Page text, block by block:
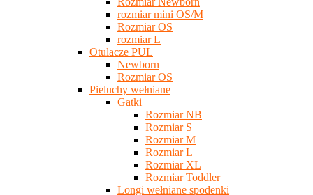
rozmiar mini OS/M
Rozmiar OS
rozmiar L
Otulacze PUL
Newborn
Rozmiar OS
Pieluchy wełniane
Gatki
Rozmiar NB
Rozmiar S
Rozmiar M
Rozmiar L
Rozmiar XL
Rozmiar Toddler
Longi wełniane spodenki